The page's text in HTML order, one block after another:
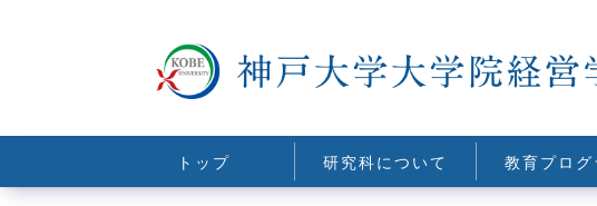
トップ 研究科について 教育プログ